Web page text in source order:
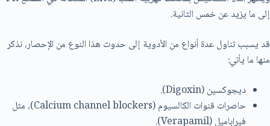
إلى ما يزيد عن خمس الثانية.
قد يسبب تناول عدة أنواع من الأدوية إلى حدوث هذا النوع من الإحصار، نذكر
منها ما يأتي:
ديجوكسين (Digoxin).
حاصرات قنوات الكالسيوم (Calcium channel blockers)، مثل
فيراباميل (Verapamil).